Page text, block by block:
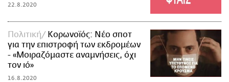
22.8.2020
Πολιτική
Κορωνοϊός: Νέο σποτ
για την επιστροφή των εκδρομέων
- «Μοιραζόμαστε αναμνήσεις, όχι
τον ιό»
16.8.2020